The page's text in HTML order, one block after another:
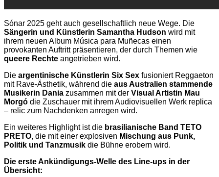
Sónar 2025 geht auch gesellschaftlich neue Wege. Die
Sängerin und Künstlerin Samantha Hudson wird mit
ihrem neuen Album Música para Muñecas einen
provokanten Auftritt präsentieren, der durch Themen wie
queere Rechte angetrieben wird.
Die argentinische Künstlerin Six Sex fusioniert Reggaeton
mit Rave-Ästhetik, während die aus Australien stammende
Musikerin Dania zusammen mit der Visual Artistin Mau
Morgó die Zuschauer mit ihrem Audiovisuellen Werk replica
– relic zum Nachdenken anregen wird.
Ein weiteres Highlight ist die brasilianische Band TETO
PRETO, die mit einer explosiven Mischung aus Punk,
Politik und Tanzmusik die Bühne erobern wird.
Die erste Ankündigungs-Welle des Line-ups in der
Übersicht: